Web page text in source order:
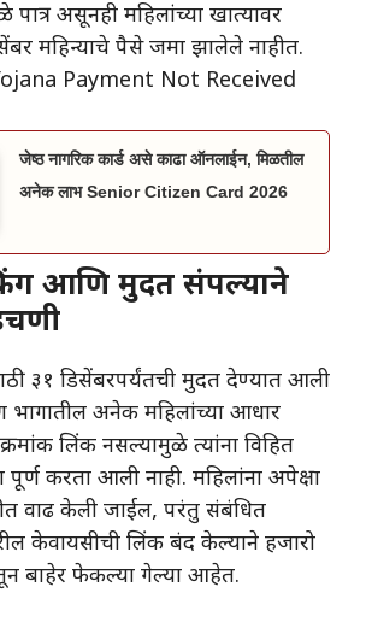
असूनही महिलांच्या खात्यावर
महिन्याचे पैसे जमा झालेले नाहीत.
Payment Not Received
जेष्ठ नागरिक कार्ड असे काढा ऑनलाईन, मिळतील
अनेक लाभ Senior Citizen Card 2026
आणि मुदत संपल्याने
३१ डिसेंबरपर्यंतची मुदत देण्यात आली
भागातील अनेक महिलांच्या आधार
क्रमांक लिंक नसल्यामुळे त्यांना विहित
पूर्ण करता आली नाही. महिलांना अपेक्षा
वाढ केली जाईल, परंतु संबंधित
केवायसीची लिंक बंद केल्याने हजारो
बाहेर फेकल्या गेल्या आहेत.